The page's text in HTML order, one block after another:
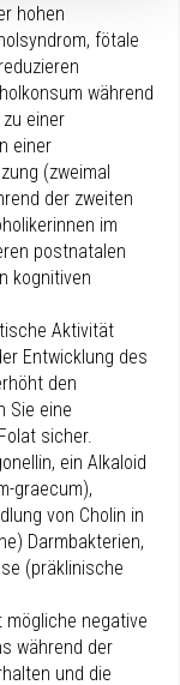
hohen
fötale
während
einer
einer
(zweimal
der zweiten
im
postnatalen
kognitiven
Aktivität
Entwicklung des
den
Sie eine
sicher.
ein Alkaloid
graecum),
von Cholin in
Darmbakterien,
(präklinische
mögliche negative
während der
und die